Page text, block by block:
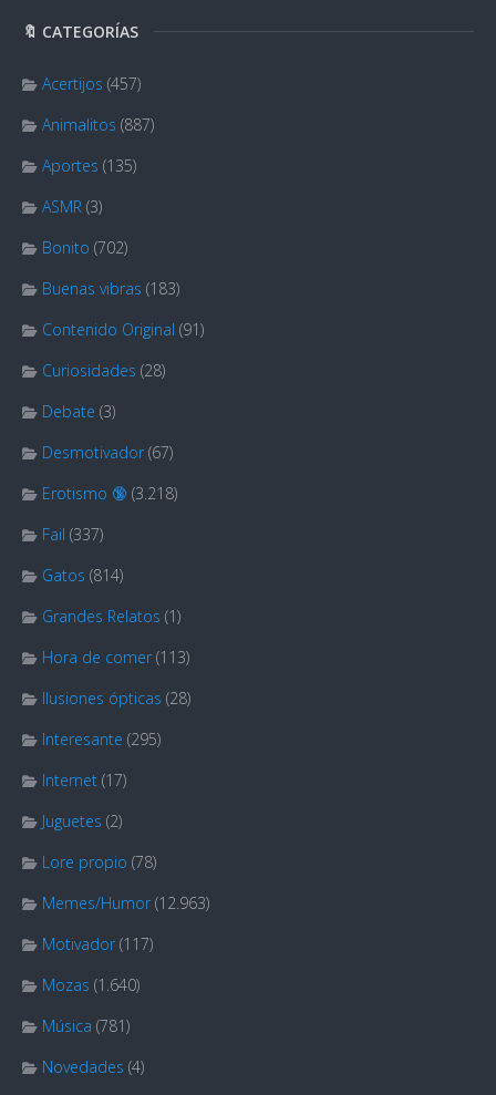
🔖 CATEGORÍAS
Acertijos (457)
Animalitos (887)
Aportes (135)
ASMR (3)
Bonito (702)
Buenas vibras (183)
Contenido Original (91)
Curiosidades (28)
Debate (3)
Desmotivador (67)
Erotismo 🔞 (3.218)
Fail (337)
Gatos (814)
Grandes Relatos (1)
Hora de comer (113)
Ilusiones ópticas (28)
Interesante (295)
Internet (17)
Juguetes (2)
Lore propio (78)
Memes/Humor (12.963)
Motivador (117)
Mozas (1.640)
Música (781)
Novedades (4)